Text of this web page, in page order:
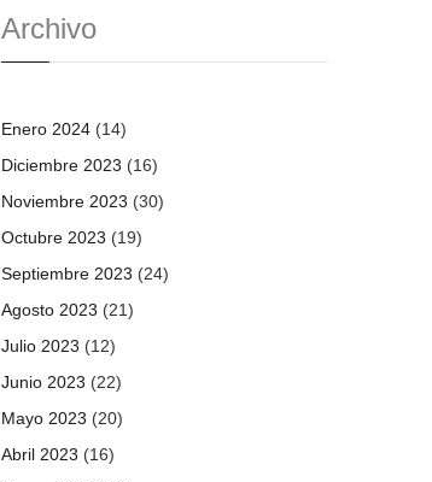
Archivo
Enero 2024 (14)
Diciembre 2023 (16)
Noviembre 2023 (30)
Octubre 2023 (19)
Septiembre 2023 (24)
Agosto 2023 (21)
Julio 2023 (12)
Junio 2023 (22)
Mayo 2023 (20)
Abril 2023 (16)